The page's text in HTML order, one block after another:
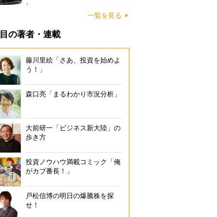
一覧を見る
の著者・連載
藤川里絵「さあ、投資を始めよ
う！」
森口亮「まるわかり市況分析」
大前研一「ビジネス新大陸」の
歩き方
投資ノウハウ満載コミック「俺
がカブ番長！」
戸松信博の明日の爆騰株を探
せ！